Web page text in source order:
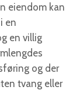
eiendom kan
en
en villig
og der
tvang eller